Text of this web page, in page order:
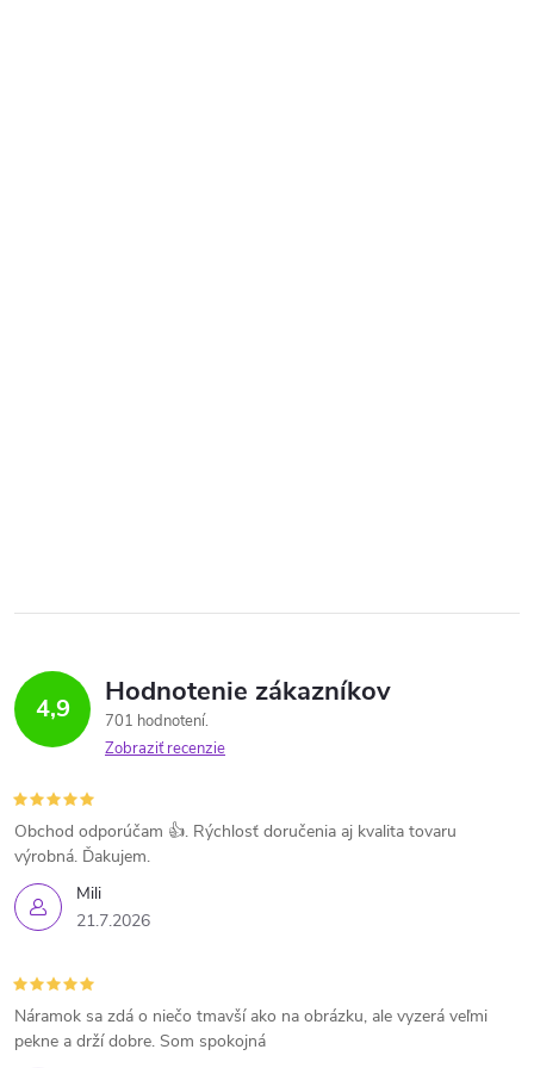
4,9 Hodnotenie zákazníkov
701 hodnotení
Zobraziť recenzie
Mili
21.7.2026
Obchod odporúčam 👍. Rýchlosť doručenia aj kvalita tovaru
výrobná. Ďakujem.
Náramok sa zdá o niečo tmavší ako na obrázku, ale vyzerá veľmi
pekne a drží dobre. Som spokojná